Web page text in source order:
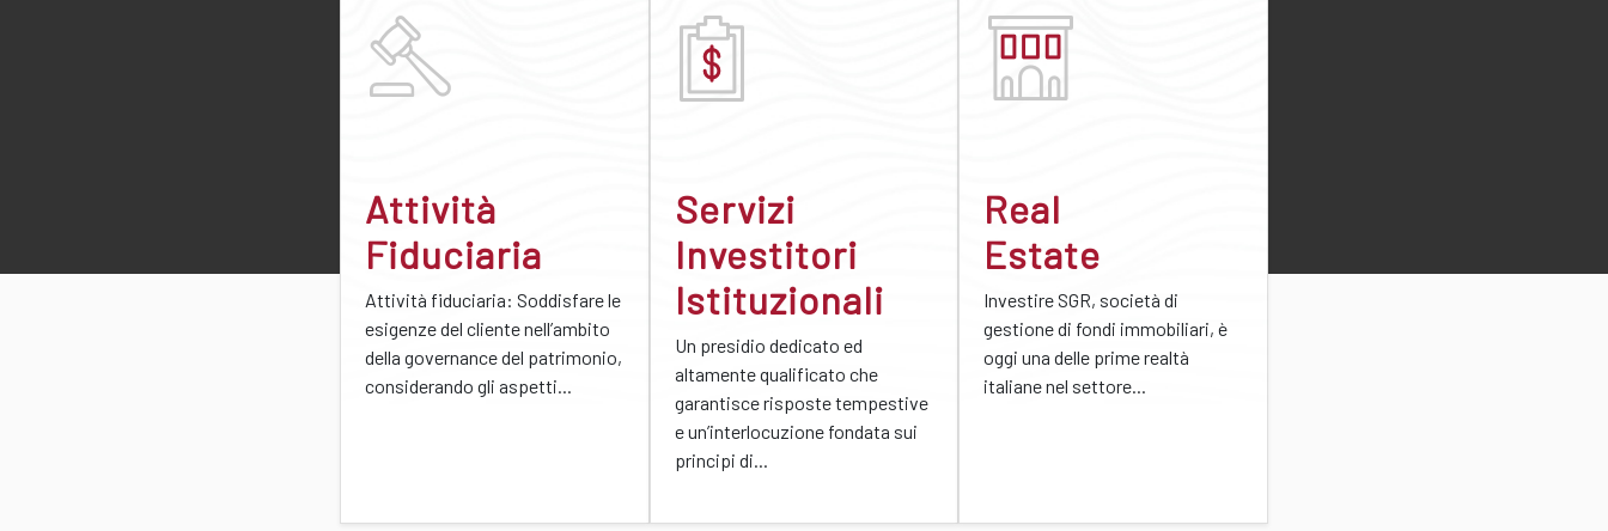
Attività
Fiduciaria
Attività fiduciaria: Soddisfare le
esigenze del cliente nell’ambito
della governance del patrimonio,
considerando gli aspetti...
Servizi
Investitori
Istituzionali
Un presidio dedicato ed
altamente qualificato che
garantisce risposte tempestive
e un’interlocuzione fondata sui
principi di...
Real
Estate
Investire SGR, società di
gestione di fondi immobiliari, è
oggi una delle prime realtà
italiane nel settore...